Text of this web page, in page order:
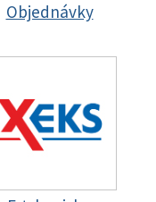
Objednávky